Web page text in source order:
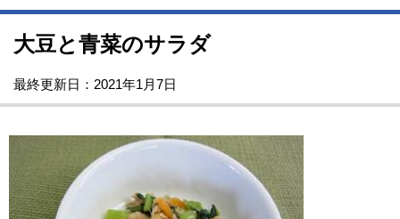
大豆と青菜のサラダ
最終更新日：2021年1月7日